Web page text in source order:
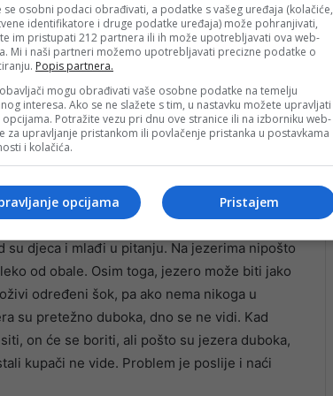
nema soli u sebi, nije gusta. Problem je u
jezera je upravo u tome što ne znamo šta
lišća.
oko nogu, možete se prepasti i može
su djeca i mlađi u pitanju. Na jezerima nipošto
od obale. Osim toga, jezero može biti jako
određeni šok, pa ako nema nikoga u
su pretežno duboka, dno se ne vidi. Kad
on će se boriti, ali pošto su jezera duboka,
kupači ne vide. Problem je poslije i naći
se osobni podaci obrađivati, a podatke s vašeg uređaja (kolačiće,
identifikatore i druge podatke uređaja) može pohranjivati,
im pristupati 212 partnera ili ih može upotrebljavati ova web-
Mi i naši partneri možemo upotrebljavati precizne podatke o
Popis partnera.
mogu obrađivati vaše osobne podatke na temelju
interesa. Ako se ne slažete s tim, u nastavku možete upravljati
opcijama. Potražite vezu pri dnu ove stranice ili na izborniku web-
za upravljanje pristankom ili povlačenje pristanka u postavkama
i kolačića.
Pristajem
opcijama